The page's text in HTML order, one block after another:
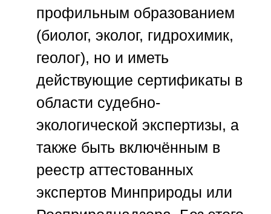
профильным образованием
(биолог, эколог, гидрохимик,
геолог), но и иметь
действующие сертификаты в
области судебно-
экологической экспертизы, а
также быть включённым в
реестр аттестованных
экспертов Минприроды или